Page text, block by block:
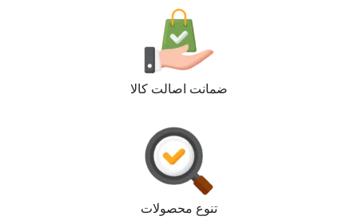
ضمانت اصالت کالا
تنوع محصولات